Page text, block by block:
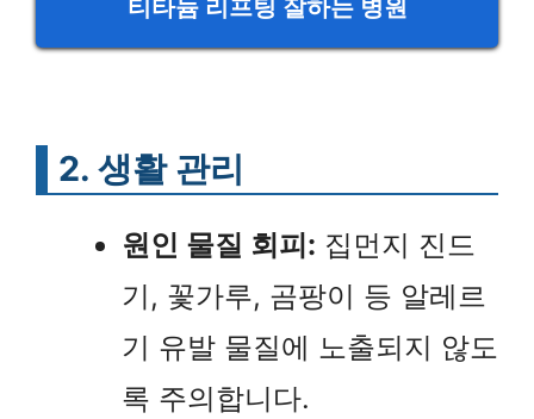
티타늄 리프팅 잘하는 병원
2. 생활 관리
원인 물질 회피: 집먼지 진드
기, 꽃가루, 곰팡이 등 알레르
기 유발 물질에 노출되지 않도
록 주의합니다.